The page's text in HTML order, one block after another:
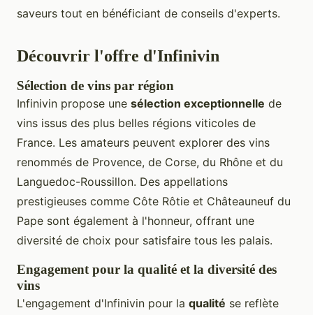
saveurs tout en bénéficiant de conseils d'experts.
Découvrir l'offre d'Infinivin
Sélection de vins par région
Infinivin propose une sélection exceptionnelle de
vins issus des plus belles régions viticoles de
France. Les amateurs peuvent explorer des vins
renommés de Provence, de Corse, du Rhône et du
Languedoc-Roussillon. Des appellations
prestigieuses comme Côte Rôtie et Châteauneuf du
Pape sont également à l'honneur, offrant une
diversité de choix pour satisfaire tous les palais.
Engagement pour la qualité et la diversité des
vins
L'engagement d'Infinivin pour la qualité se reflète